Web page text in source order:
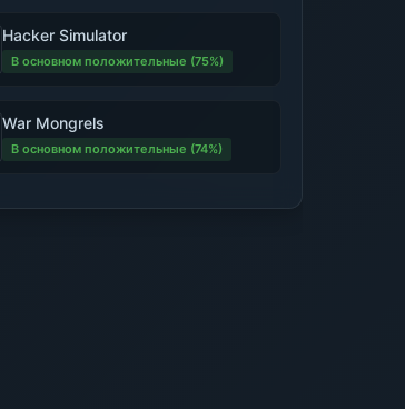
Hacker Simulator
В основном положительные (75%)
War Mongrels
В основном положительные (74%)